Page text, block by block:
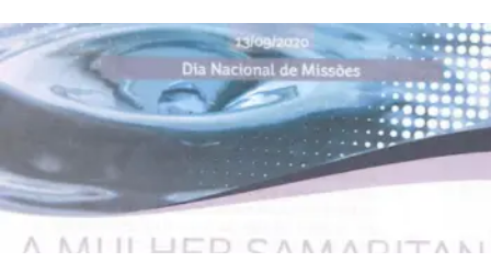
Judas, tesoureiro do grupo apostólico QUARTA – Jo
12.6 Judas, um homem desonesto QUINTA – Jo 13. 1-
12 Judas, teve